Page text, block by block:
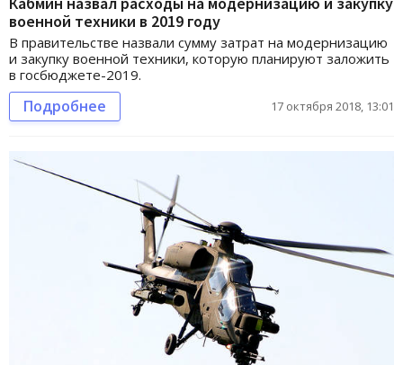
военной техники в 2019 году
В правительстве назвали сумму затрат на модернизацию
и закупку военной техники, которую планируют заложить
в госбюджете-2019.
Подробнее 17 октября 2018, 13:01